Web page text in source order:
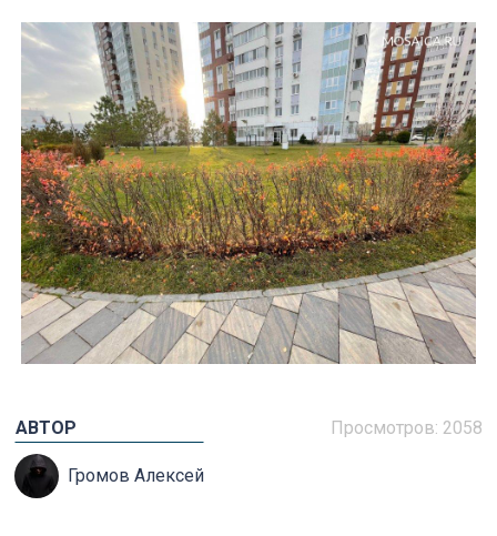
Просмотров: 2058
АВТОР
Громов Алексей